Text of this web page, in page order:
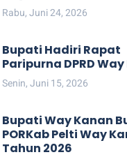
Rabu, Juni 24, 2026
Bupati Hadiri Rapat
Paripurna DPRD
Senin, Juni 15, 2026
Bupati Way Kanan
PORKab Pelti Way
Tahun 2026